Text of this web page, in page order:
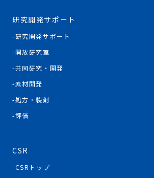
研究開発サポート
研究開発サポート
開放研究室
共同研究・開発
素材開発
処方・製剤
評価
CSR
CSRトップ